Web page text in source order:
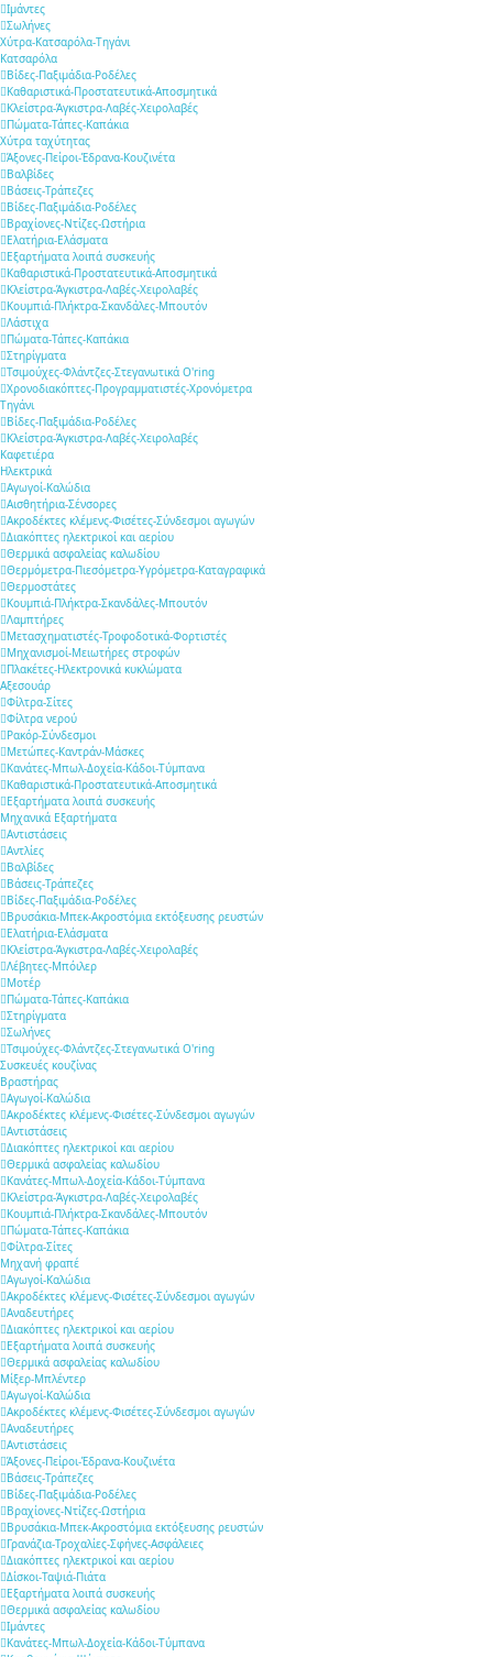
Ιμάντες
Σωλήνες
Χύτρα-Κατσαρόλα-Τηγάνι
Κατσαρόλα
Βίδες-Παξιμάδια-Ροδέλες
Καθαριστικά-Προστατευτικά-Αποσμητικά
Κλείστρα-Άγκιστρα-Λαβές-Χειρολαβές
Πώματα-Τάπες-Καπάκια
Χύτρα ταχύτητας
Άξονες-Πείροι-Έδρανα-Κουζινέτα
Βαλβίδες
Βάσεις-Τράπεζες
Βίδες-Παξιμάδια-Ροδέλες
Βραχίονες-Ντίζες-Ωστήρια
Ελατήρια-Ελάσματα
Εξαρτήματα λοιπά συσκευής
Καθαριστικά-Προστατευτικά-Αποσμητικά
Κλείστρα-Άγκιστρα-Λαβές-Χειρολαβές
Κουμπιά-Πλήκτρα-Σκανδάλες-Μπουτόν
Λάστιχα
Πώματα-Τάπες-Καπάκια
Στηρίγματα
Τσιμούχες-Φλάντζες-Στεγανωτικά O'ring
Χρονοδιακόπτες-Προγραμματιστές-Χρονόμετρα
Τηγάνι
Βίδες-Παξιμάδια-Ροδέλες
Κλείστρα-Άγκιστρα-Λαβές-Χειρολαβές
Καφετιέρα
Ηλεκτρικά
Αγωγοί-Καλώδια
Αισθητήρια-Σένσορες
Ακροδέκτες κλέμενς-Φισέτες-Σύνδεσμοι αγωγών
Διακόπτες ηλεκτρικοί και αερίου
Θερμικά ασφαλείας καλωδίου
Θερμόμετρα-Πιεσόμετρα-Υγρόμετρα-Καταγραφικά
Θερμοστάτες
Κουμπιά-Πλήκτρα-Σκανδάλες-Μπουτόν
Λαμπτήρες
Μετασχηματιστές-Τροφοδοτικά-Φορτιστές
Μηχανισμοί-Μειωτήρες στροφών
Πλακέτες-Ηλεκτρονικά κυκλώματα
Αξεσουάρ
Φίλτρα-Σίτες
Φίλτρα νερού
Ρακόρ-Σύνδεσμοι
Μετώπες-Καντράν-Μάσκες
Κανάτες-Μπωλ-Δοχεία-Κάδοι-Τύμπανα
Καθαριστικά-Προστατευτικά-Αποσμητικά
Εξαρτήματα λοιπά συσκευής
Μηχανικά Εξαρτήματα
Αντιστάσεις
Αντλίες
Βαλβίδες
Βάσεις-Τράπεζες
Βίδες-Παξιμάδια-Ροδέλες
Βρυσάκια-Μπεκ-Ακροστόμια εκτόξευσης ρευστών
Ελατήρια-Ελάσματα
Κλείστρα-Άγκιστρα-Λαβές-Χειρολαβές
Λέβητες-Μπόιλερ
Μοτέρ
Πώματα-Τάπες-Καπάκια
Στηρίγματα
Σωλήνες
Τσιμούχες-Φλάντζες-Στεγανωτικά O'ring
Συσκευές κουζίνας
Βραστήρας
Αγωγοί-Καλώδια
Ακροδέκτες κλέμενς-Φισέτες-Σύνδεσμοι αγωγών
Αντιστάσεις
Διακόπτες ηλεκτρικοί και αερίου
Θερμικά ασφαλείας καλωδίου
Κανάτες-Μπωλ-Δοχεία-Κάδοι-Τύμπανα
Κλείστρα-Άγκιστρα-Λαβές-Χειρολαβές
Κουμπιά-Πλήκτρα-Σκανδάλες-Μπουτόν
Πώματα-Τάπες-Καπάκια
Φίλτρα-Σίτες
Μηχανή φραπέ
Αγωγοί-Καλώδια
Ακροδέκτες κλέμενς-Φισέτες-Σύνδεσμοι αγωγών
Αναδευτήρες
Διακόπτες ηλεκτρικοί και αερίου
Εξαρτήματα λοιπά συσκευής
Θερμικά ασφαλείας καλωδίου
Μίξερ-Μπλέντερ
Αγωγοί-Καλώδια
Ακροδέκτες κλέμενς-Φισέτες-Σύνδεσμοι αγωγών
Αναδευτήρες
Αντιστάσεις
Άξονες-Πείροι-Έδρανα-Κουζινέτα
Βάσεις-Τράπεζες
Βίδες-Παξιμάδια-Ροδέλες
Βραχίονες-Ντίζες-Ωστήρια
Βρυσάκια-Μπεκ-Ακροστόμια εκτόξευσης ρευστών
Γρανάζια-Τροχαλίες-Σφήνες-Ασφάλειες
Διακόπτες ηλεκτρικοί και αερίου
Δίσκοι-Ταψιά-Πιάτα
Εξαρτήματα λοιπά συσκευής
Θερμικά ασφαλείας καλωδίου
Ιμάντες
Κανάτες-Μπωλ-Δοχεία-Κάδοι-Τύμπανα